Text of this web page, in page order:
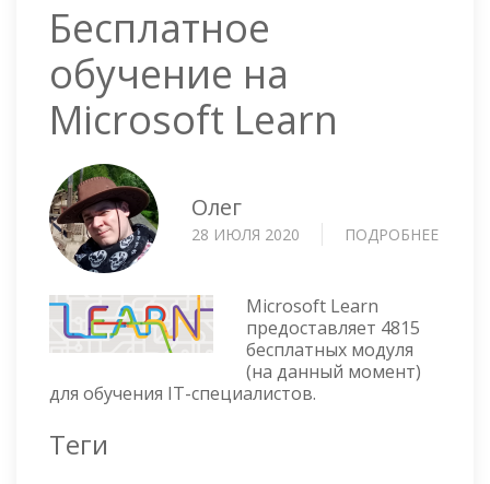
Бесплатное
обучение на
Microsoft Learn
Олег
28 ИЮЛЯ 2020 ПОДРОБНЕЕ
Microsoft Learn
предоставляет 4815
бесплатных модуля
(на данный момент)
для обучения IT-специалистов.
Теги